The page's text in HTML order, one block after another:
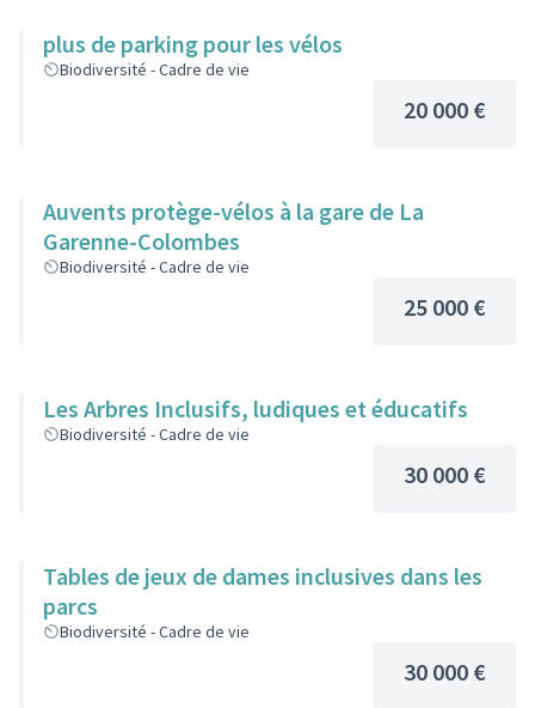
plus de parking pour les vélos
Biodiversité - Cadre de vie
20 000 €
Auvents protège-vélos à la gare de La
Garenne-Colombes
Biodiversité - Cadre de vie
25 000 €
Les Arbres Inclusifs, ludiques et éducatifs
Biodiversité - Cadre de vie
30 000 €
Tables de jeux de dames inclusives dans les
parcs
Biodiversité - Cadre de vie
30 000 €